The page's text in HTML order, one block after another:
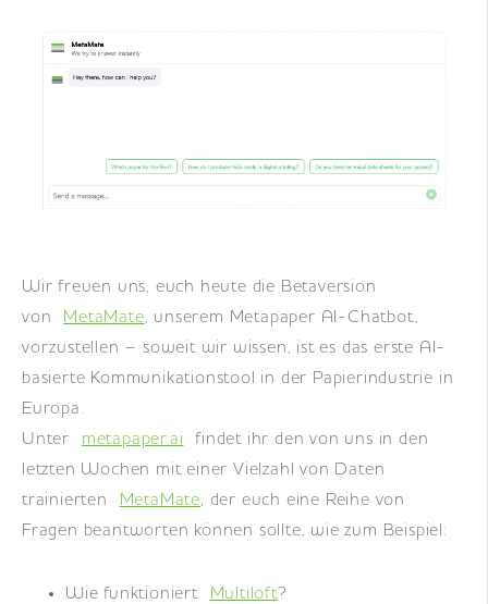
Production
Wir freuen uns, euch heute die Betaversion
von
MetaMate, unserem Metapaper AI-Chatbot,
vorzustellen – soweit wir wissen, ist es das erste AI-
basierte Kommunikationstool in der Papierindustrie in
Europa.
Unter metapaper.ai findet ihr den von uns in den
letzten Wochen mit einer Vielzahl von Daten
trainierten
MetaMate, der euch eine Reihe von
Fragen beantworten können sollte, wie zum Beispiel:
Wie funktioniert Multiloft?